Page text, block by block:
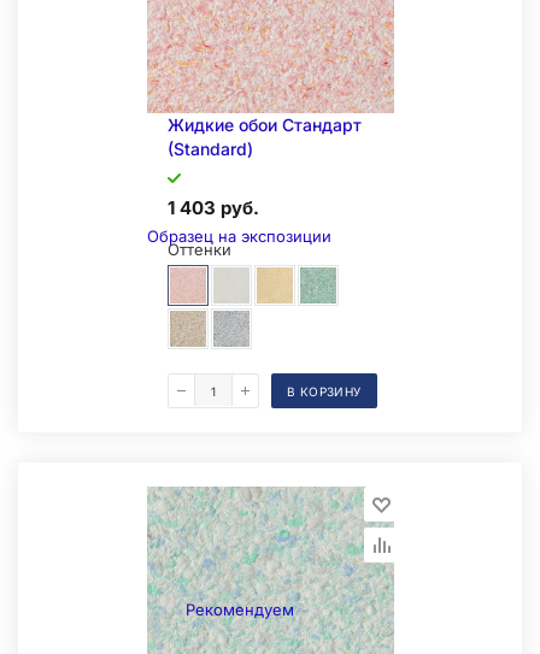
Складская позиция
Образец на экспозиции
Складская позиция
Жидкие обои Стандарт
(Standard)
1 403 руб.
Оттенки
В КОРЗИНУ
Рекомендуем